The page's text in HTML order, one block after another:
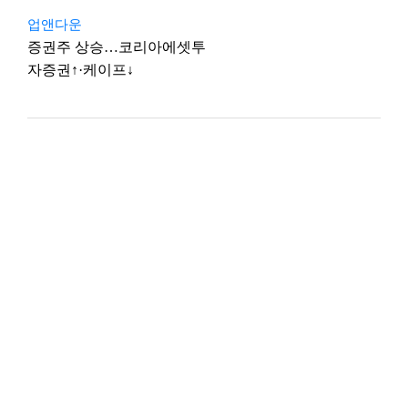
업앤다운
증권주 상승…코리아에셋투
자증권↑·케이프↓